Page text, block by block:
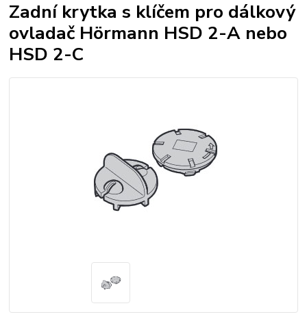
Zadní krytka s klíčem pro dálkový
ovladač Hörmann HSD 2-A nebo
HSD 2-C